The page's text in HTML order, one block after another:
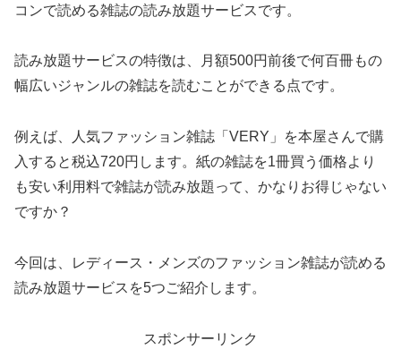
コンで読める雑誌の読み放題サービスです。
読み放題サービスの特徴は、月額500円前後で何百冊もの
幅広いジャンルの雑誌を読むことができる点です。
例えば、人気ファッション雑誌「VERY」を本屋さんで購
入すると税込720円します。紙の雑誌を1冊買う価格より
も安い利用料で雑誌が読み放題って、かなりお得じゃない
ですか？
今回は、レディース・メンズのファッション雑誌が読める
読み放題サービスを5つご紹介します。
スポンサーリンク